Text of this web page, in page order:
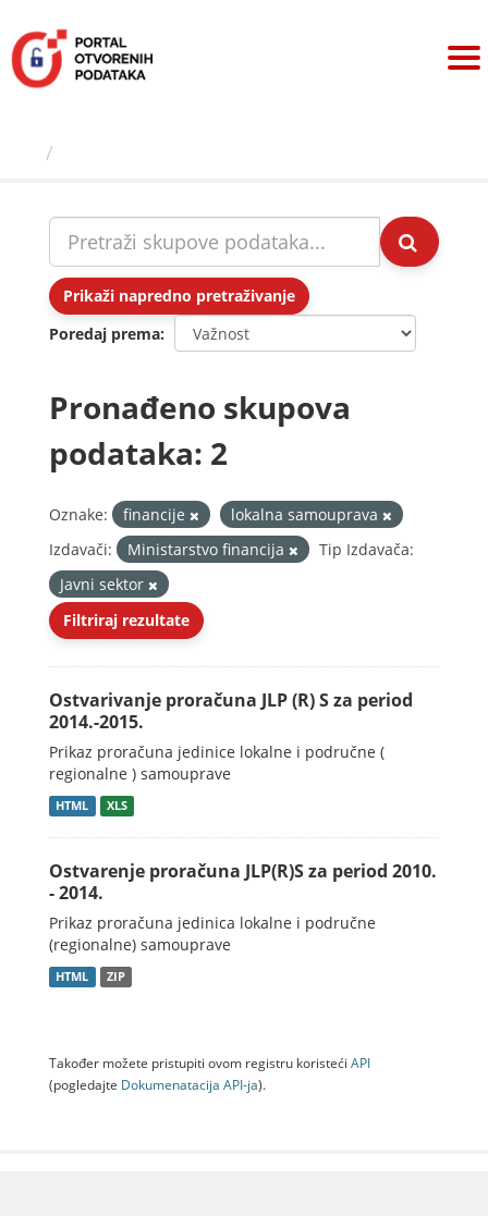
sadržaj
Prikaži napredno pretraživanje
Poredaj prema
Pronađeno skupova
podataka: 2
Oznake: financije
lokalna samouprava
Izdavači:
Ministarstvo financija
Tip Izdavača:
Javni sektor
Filtriraj rezultate
Ostvarivanje proračuna JLP (R) S za period
2014.-2015.
Prikaz proračuna jedinice lokalne i područne (
regionalne ) samouprave
HTML XLS
Ostvarenje proračuna JLP(R)S za period 2010.
- 2014.
Prikaz proračuna jedinica lokalne i područne
(regionalne) samouprave
HTML ZIP
Također možete pristupiti ovom registru koristeći API
(pogledajte Dokumenаtаcijа API-jа).